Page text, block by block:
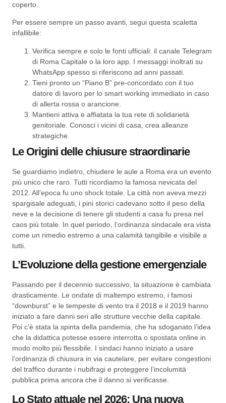
coperto.
Per essere sempre un passo avanti, segui questa scaletta
infallibile:
Verifica sempre e solo le fonti ufficiali: il canale Telegram
di Roma Capitale o la loro app. I messaggi inoltrati su
WhatsApp spesso si riferiscono ad anni passati.
Tieni pronto un “Piano B” pre-concordato con il tuo
datore di lavoro per lo smart working immediato in caso
di allerta rossa o arancione.
Mantieni attiva e affiatata la tua rete di solidarietà
genitoriale. Conosci i vicini di casa, crea alleanze
strategiche.
Le Origini delle chiusure straordinarie
Se guardiamo indietro, chiudere le aule a Roma era un evento
più unico che raro. Tutti ricordiamo la famosa nevicata del
2012. All’epoca fu uno shock totale. La città non aveva mezzi
spargisale adeguati, i pini storici cadevano sotto il peso della
neve e la decisione di tenere gli studenti a casa fu presa nel
caos più totale. In quel periodo, l’ordinanza sindacale era vista
come un rimedio estremo a una calamità tangibile e visibile a
tutti.
L’Evoluzione della gestione emergenziale
Passando per il decennio successivo, la situazione è cambiata
drasticamente. Le ondate di maltempo estremo, i famosi
“downburst” e le tempeste di vento tra il 2018 e il 2019 hanno
iniziato a fare danni seri alle strutture vecchie della capitale.
Poi c’è stata la spinta della pandemia, che ha sdoganato l’idea
che la didattica potesse essere interrotta o spostata online in
modo molto più flessibile. I sindaci hanno iniziato a usare
l’ordinanza di chiusura in via cautelare, per evitare congestioni
del traffico durante i nubifragi e proteggere l’incolumità
pubblica prima ancora che il danno si verificasse.
Lo Stato attuale nel 2026: Una nuova